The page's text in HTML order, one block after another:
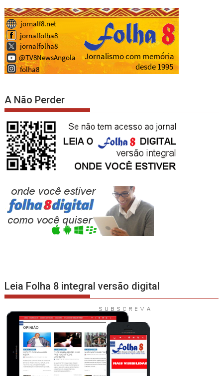
A Não Perder
Leia Folha 8 integral versão digital